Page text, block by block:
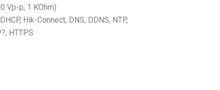
Vp-p, 1 KOhm)
Hik-Connect, DNS, DDNS, NTP,
HTTPS